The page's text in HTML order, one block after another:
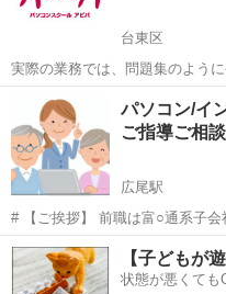
台東区
実際の業務では、問題集のよう
ではありません。この講座では
します。上司意図を汲み取るケ
つけます。Excelを"使える"人に
東京
パソコン/イ
ご指導ご相
広尾駅
# 【ご挨拶】 前職は富○通系子
導・育成を主な職務とし、ハー
グ、周辺機器開発・設計をベー
役員を経て退職しました。 ...
東京 渋谷区 広尾駅
【子どもが
状態が悪くても